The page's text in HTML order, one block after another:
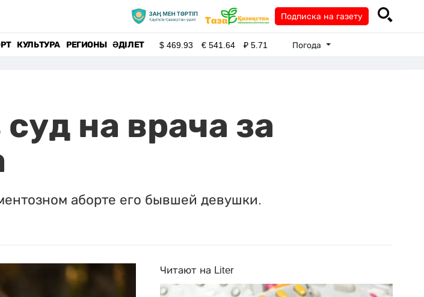
Подписка на газету
КУЛЬТУРА РЕГИОНЫ ӘДІЛЕТ $469.93 €541.64 ₽5.71 Погода
на врача за
аборте его бывшей девушки.
Читают на Liter